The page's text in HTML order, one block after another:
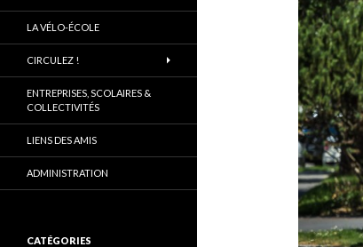
LA VÉLO-ÉCOLE
CIRCULEZ !
ENTREPRISES, SCOLAIRES &
COLLECTIVITÉS
LIENS DES AMIS
ADMINISTRATION
CATÉGORIES